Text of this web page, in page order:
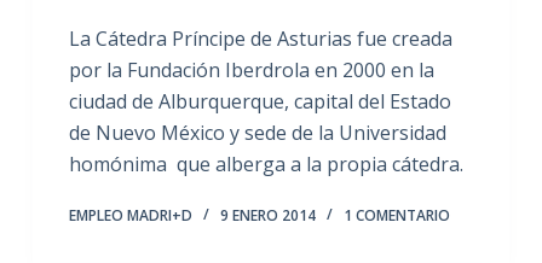
La Cátedra Príncipe de Asturias fue creada
por la Fundación Iberdrola en 2000 en la
ciudad de Alburquerque, capital del Estado
de Nuevo México y sede de la Universidad
homónima que alberga a la propia cátedra.
EMPLEO MADRI+D 9 ENERO 2014 1 COMENTARIO